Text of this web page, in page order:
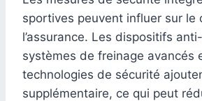
sportives peuvent influer sur le
l’assurance. Les dispositifs
systèmes de freinage avancés
technologies de sécurité
supplémentaire, ce qui peut